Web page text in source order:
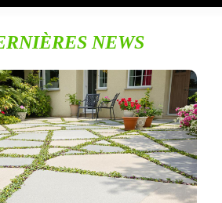
NEWS